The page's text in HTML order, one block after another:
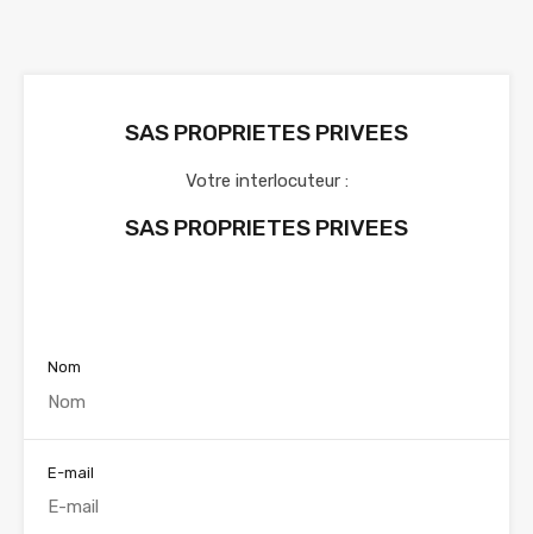
SAS PROPRIETES PRIVEES
Votre interlocuteur :
SAS PROPRIETES PRIVEES
Nom
E-mail